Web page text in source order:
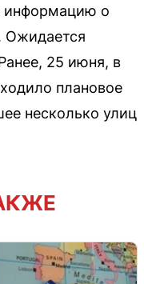
информацию о
Ожидается
25 июня, в
плановое
несколько улиц